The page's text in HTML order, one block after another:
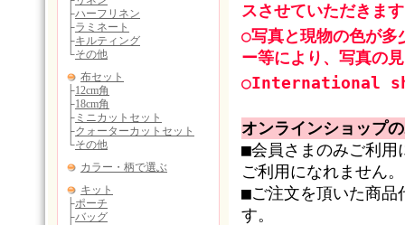
スさせていただきま
○写真と現物の色が多
ー等により、写真の
○International
オンラインショップ
■会員さまのみご利用
ご利用になれません。
■ご注文を頂いた商品
す。